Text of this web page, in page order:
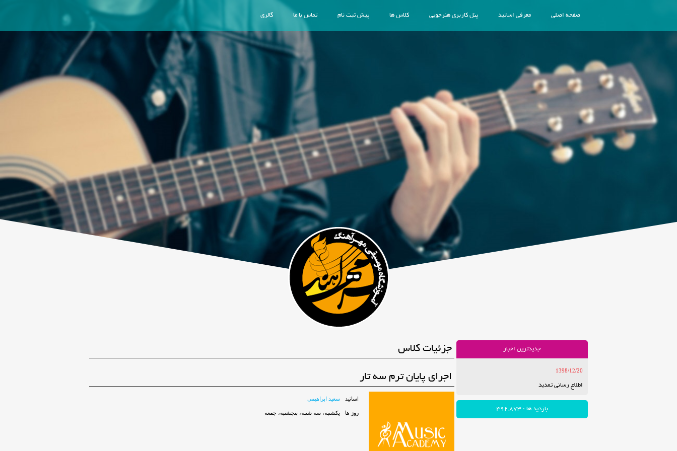
صفحه اصلی معرفی اساتید پنل کاربری هنرجویی کلاس ها پیش ثبت نام تماس با ما گالری
جزئیات کلاس
اجرای پایان ترم سه تار
اساتید سعید ابراهیمی
روز ها یکشنبه، سه شنبه، پنجشنبه، جمعه
جدیدترین اخبار
1398/12/20
اطلاع رسانی تمدید
بازدید ها : 492,873